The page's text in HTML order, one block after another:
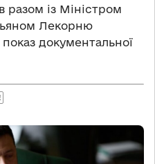
разом із Міністром
Лекорню
документальної